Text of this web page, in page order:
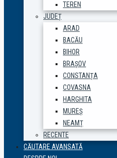
TEREN
JUDEȚ
ARAD
BACĂU
BIHOR
BRAȘOV
CONSTANȚA
COVASNA
HARGHITA
MUREȘ
NEAMȚ
RECENTE
CĂUTARE AVANSATĂ